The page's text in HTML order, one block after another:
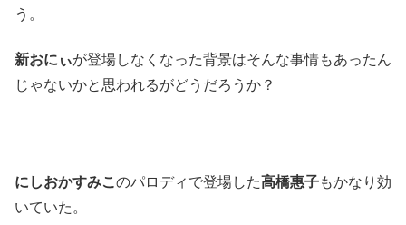
う。
新おにぃが登場しなくなった背景はそんな事情もあったん
じゃないかと思われるがどうだろうか？
にしおかすみこ のパロディで登場した高橋惠子もかなり効
いていた。